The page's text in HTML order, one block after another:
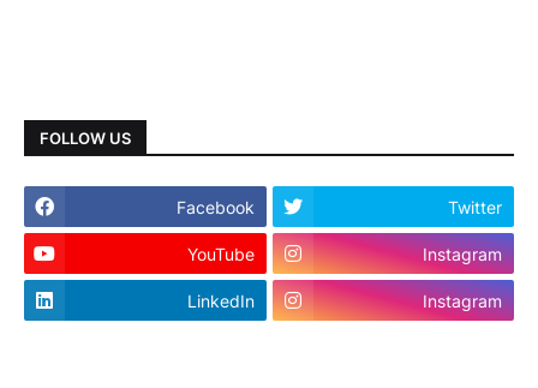
FOLLOW US
Facebook Twitter
YouTube Instagram
LinkedIn Instagram